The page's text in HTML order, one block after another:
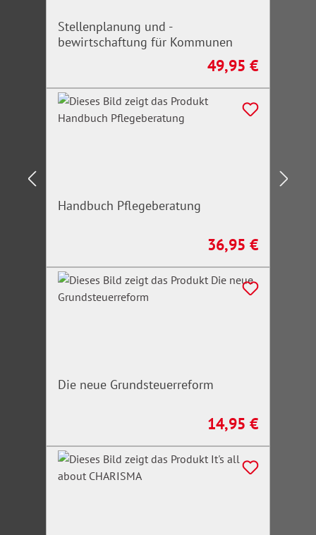
Stellenplanung und -
bewirtschaftung für Kommunen
Regulärer Preis:
49,95 €
Handbuch Pflegeberatung
Regulärer Preis:
36,95 €
Die neue Grundsteuerreform
Regulärer Preis:
14,95 €